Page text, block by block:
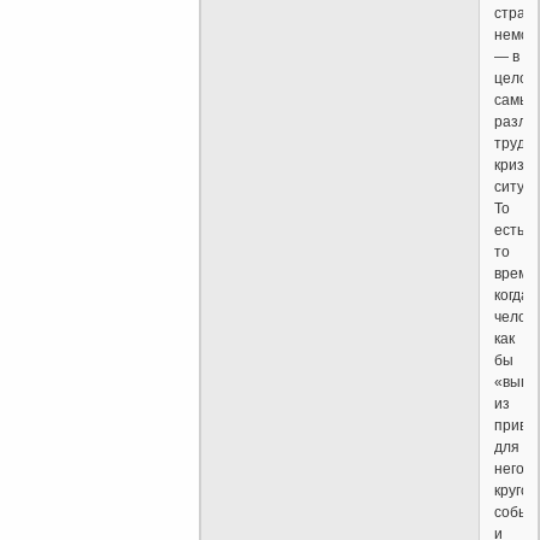
— в
целом
самые
То
есть
то
время,
когда
как
бы
из
для
него
и